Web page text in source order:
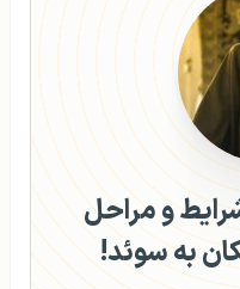
و مراحل
به سوئد!